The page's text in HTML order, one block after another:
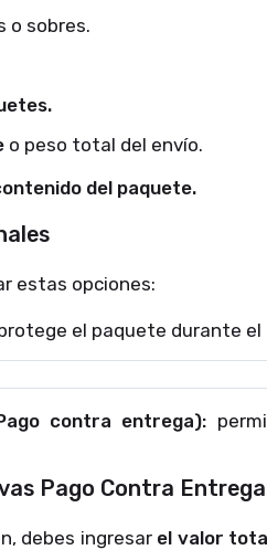
o sobres.
o peso total del envío.
del paquete.
estas opciones:
el paquete durante
contra entrega):
Pago Contra Entrega
debes ingresar el valor